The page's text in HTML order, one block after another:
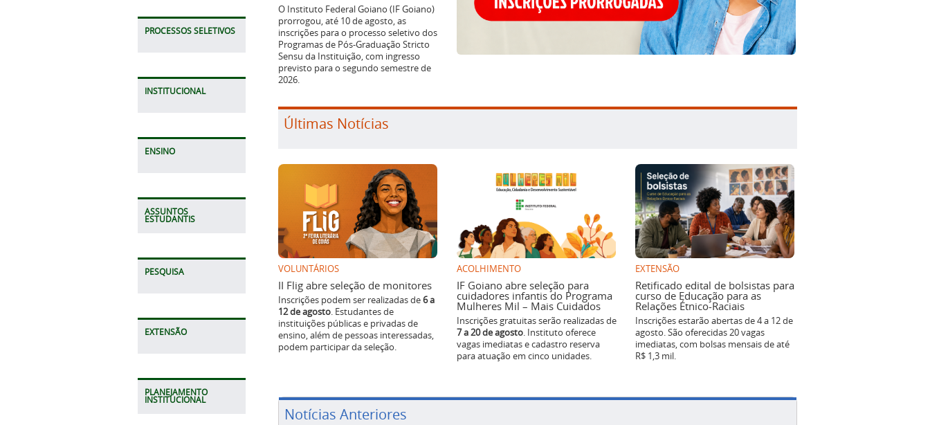
PROCESSOS SELETIVOS
INSTITUCIONAL
ENSINO
ASSUNTOS
ESTUDANTIS
PESQUISA
EXTENSÃO
PLANEJAMENTO
INSTITUCIONAL
O Instituto Federal Goiano (IF Goiano)
prorrogou, até 10 de agosto, as
inscrições para o processo seletivo dos
Programas de Pós-Graduação Stricto
Sensu da Instituição, com ingresso
previsto para o segundo semestre de
2026.
Últimas Notícias
VOLUNTÁRIOS
II Flig abre seleção de monitores
Inscrições podem ser realizadas de6 a
12 de agosto. Estudantes de
instituições públicas e privadas de
ensino, além de pessoas interessadas,
podem participar da seleção.
ACOLHIMENTO
IF Goiano abre seleção para
cuidadores infantis do Programa
Mulheres Mil – Mais Cuidados
Inscrições gratuitas serão realizadas de
7 a 20 de agosto. Instituto oferece
vagas imediatas e cadastro reserva
para atuação em cinco unidades.
EXTENSÃO
Retificado edital de bolsistas para
curso de Educação para as
Relações Étnico-Raciais
Inscrições estarão abertas de 4 a 12 de
agosto. São oferecidas 20 vagas
imediatas, com bolsas mensais de até
R$ 1,3 mil.
Notícias Anteriores